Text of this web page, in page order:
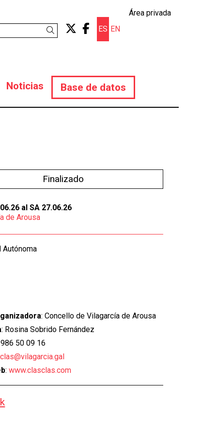
Área privada
ES EN
Link a twitter
Link a facebook
Buscar
Noticias Base de datos
Finalizado
al SA 27.06.26
de Arousa
Autónoma
: Concello de Vilagarcía de Arousa
: Rosina Sobrido Fernández
50 09 16
:www.c lasclas.com